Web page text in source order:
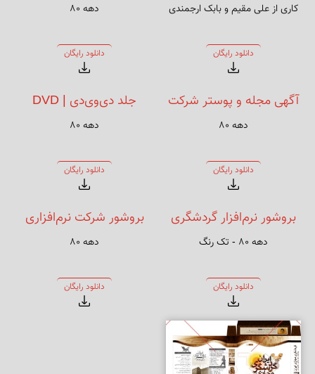
قله دماوند
کاری از علی مقیم و بابک ارجمندی
دانلود رایگان
Valet
دهه ۸۰
دانلود رایگان
آگهی مجله و پوستر شرکت
نرم‌افزاری
دهه ۸۰
دانلود رایگان
جلد دی‌وی‌دی | DVD
Insert
دهه ۸۰
دانلود رایگان
بروشور نرم‌افزار گردشگری
مجازی دهه ۸۰ - تک رنگ
دانلود رایگان
بروشور شرکت نرم‌افزاری
دهه ۸۰
دانلود رایگان